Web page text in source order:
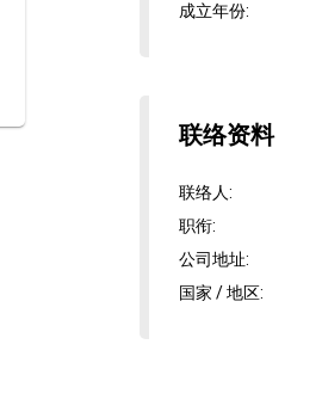
成立年份:
联络资料
联络人:
职衔:
公司地址:
国家 / 地区: